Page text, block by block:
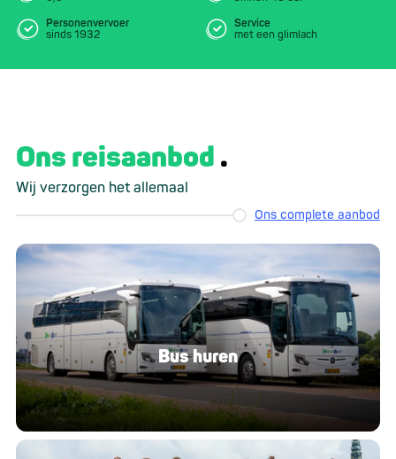
Personenvervoer
sinds 1932
Service
met een glimlach
Ons reisaanbod
Wij verzorgen het allemaal
Ons complete aanbod
Bus huren